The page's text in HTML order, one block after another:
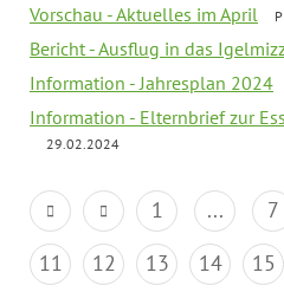
Vorschau - Aktuelles im April
Bericht - Ausflug in das
Information - Jahresplan 2024
Information - Elternbrief zur
29.02.2024
1 ... 7
11
12 13 14 15